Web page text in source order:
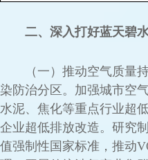
二、深入打好蓝天碧
（一）推动空气质量
染防治分区。加强城市空
水泥、焦化等重点行业超
企业超低排放改造。研究
值强制性国家标准，推动